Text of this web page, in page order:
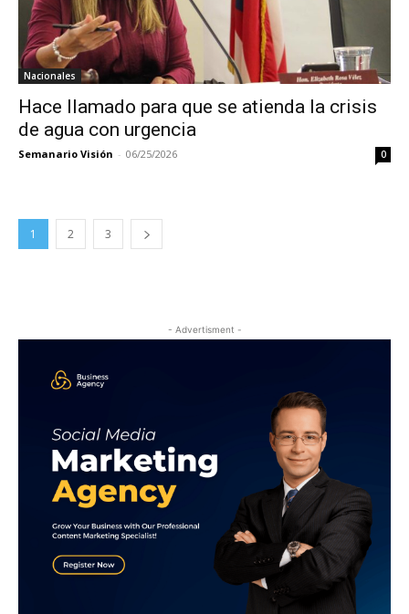
Nacionales
Hace llamado para que se atienda la crisis
de agua con urgencia
Semanario Visión - 06/25/2026 0
1 2 3
- Advertisment -